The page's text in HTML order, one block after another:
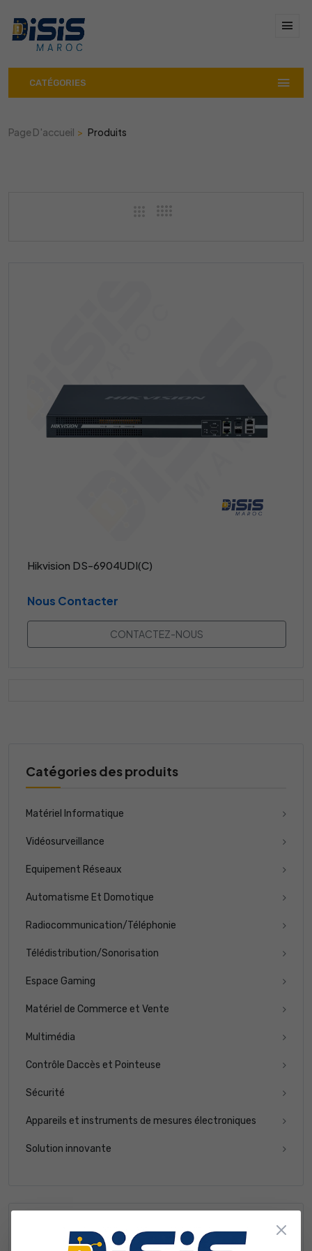
CATÉGORIES
Page D'accueil Produits
Catégories des produits
Matériel Informatique
Vidéosurveillance
Equipement Réseaux
Automatisme Et Domotique
Radiocommunication/Téléphonie
Télédistribution/Sonorisation
Espace Gaming
Matériel de Commerce et Vente
Multimédia
Contrôle Daccès et Pointeuse
Sécurité
Appareils et instruments de mesures électroniques
Solution innovante
Nouveaux produits
Hikvision DS-6904UDI(C)
Nous Contacter
CONTACTEZ-NOUS